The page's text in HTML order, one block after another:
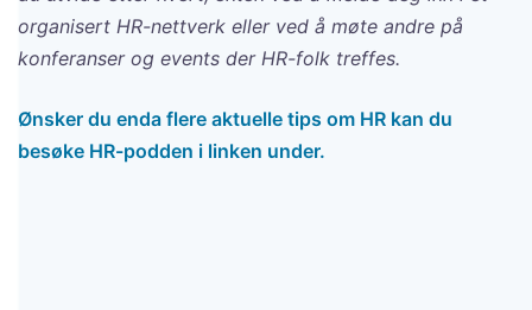
organisert HR-nettverk eller ved å møte andre på
konferanser og events der HR-folk treffes.
Ønsker du enda flere aktuelle tips om HR kan du
besøke HR-podden i linken under.